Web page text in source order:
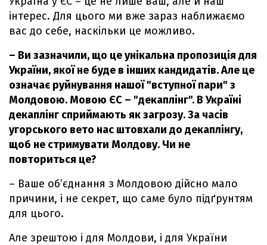
інтерес. Для цього ми вже зараз наближаємо
вас до себе, наскільки це можливо.
– Ви зазначили, що це унікальна пропозиція для
України, якої не буде в інших кандидатів. Але це
означає руйнування нашої "вступної пари" з
Молдовою. Мовою ЄС – "декаплінг". В Україні
декаплінг сприймають як загрозу. За часів
угорського вето нас штовхали до декаплінгу,
щоб не стримувати Молдову. Чи не
повториться це?
– Ваше об’єднання з Молдовою дійсно мало
причини, і не секрет, що саме було підґрунтям
для цього.
Але зрештою і для Молдови, і для України